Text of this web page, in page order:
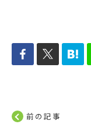
前の記事